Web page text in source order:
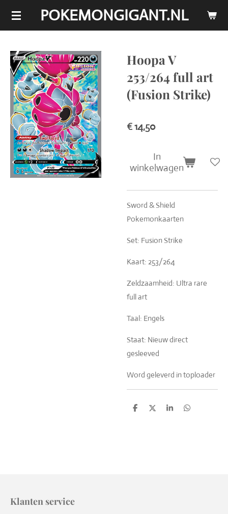
Ga
de
hoofdinhoud
POKEMONGIGANT.NL
Hoopa V
253/264 full art
(Fusion Strike)
€ 14,50
In
winkelwagen
Sword & Shield
Pokemonkaarten
Set: Fusion Strike
Kaart: 253/264
Zeldzaamheid: Ultra rare
full art
Taal: Engels
Staat: Nieuw direct
gesleeved
Word geleverd in toploader
D
D
S
D
Klanten service